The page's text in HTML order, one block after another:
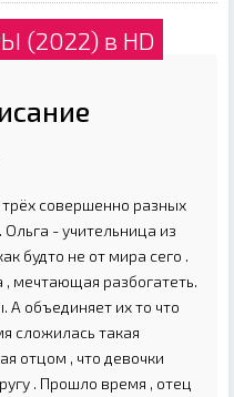
(2022) в HD
совершенно разных
- учительница из
будто не от мира сего .
мечтающая разбогатеть.
А объединяет их то что
сложилась такая
отцом , что девочки
. Прошло время , отец